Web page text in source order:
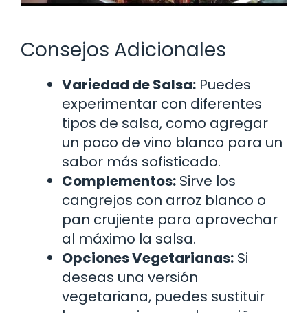
Consejos Adicionales
Variedad de Salsa: Puedes
experimentar con diferentes
tipos de salsa, como agregar
un poco de vino blanco para un
sabor más sofisticado.
Complementos: Sirve los
cangrejos con arroz blanco o
pan crujiente para aprovechar
al máximo la salsa.
Opciones Vegetarianas: Si
deseas una versión
vegetariana, puedes sustituir